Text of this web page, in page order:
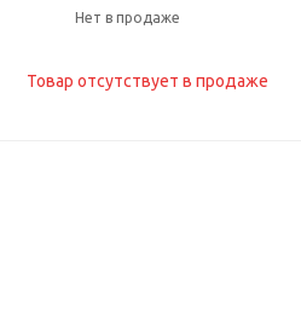
Нет в продаже
Товар отсутствует в продаже